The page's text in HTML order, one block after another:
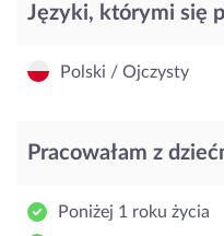
Języki, którymi się
Polski / Ojczysty
Pracowałam z
Poniżej 1 roku życia